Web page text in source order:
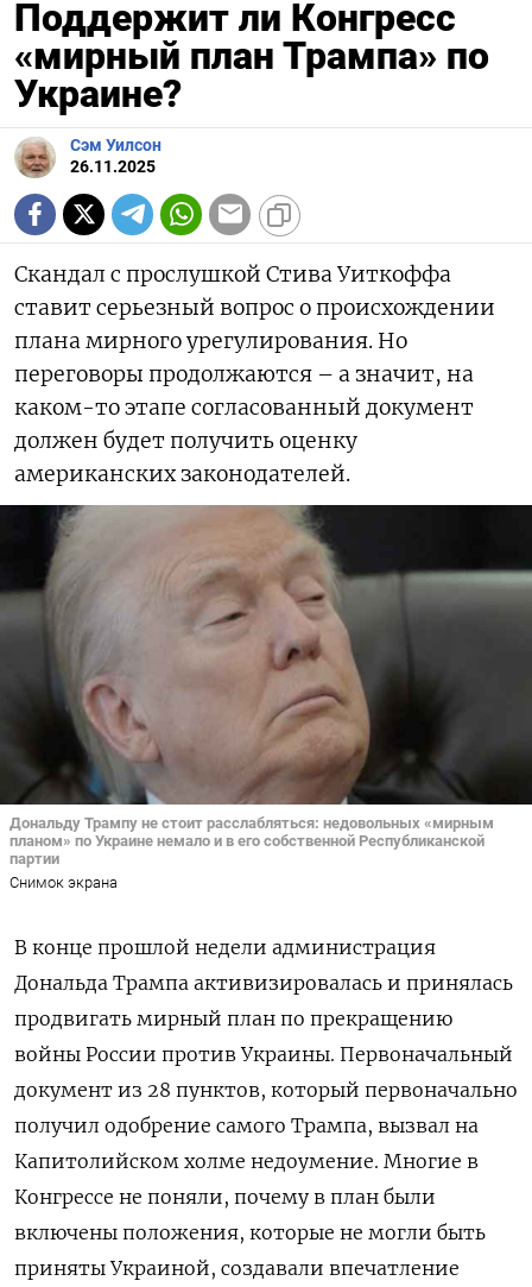
Поддержит ли Конгресс
«мирный план Трампа» по
Украине?
Сэм Уилсон
26.11.2025
Скандал с прослушкой Стива Уиткоффа
ставит серьезный вопрос о происхождении
плана мирного урегулирования. Но
переговоры продолжаются – а значит, на
каком-то этапе согласованный документ
должен будет получить оценку
американских законодателей.
Дональду Трампу не стоит расслабляться: недовольных «мирным
планом» по Украине немало и в его собственной Республиканской
партии
Снимок экрана
В конце прошлой недели администрация
Дональда Трампа активизировалась и принялась
продвигать мирный план по прекращению
войны России против Украины. Первоначальный
документ из 28 пунктов, который первоначально
получил одобрение самого Трампа, вызвал на
Капитолийском холме недоумение. Многие в
Конгрессе не поняли, почему в план были
включены положения, которые не могли быть
приняты Украиной, создавали впечатление